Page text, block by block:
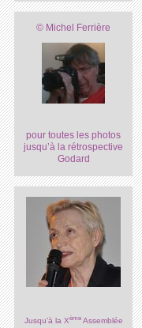
© Michel Ferrière
pour toutes les photos
jusqu’à la rétrospective
Godard
Jusqu’à la XèmeAssemblée